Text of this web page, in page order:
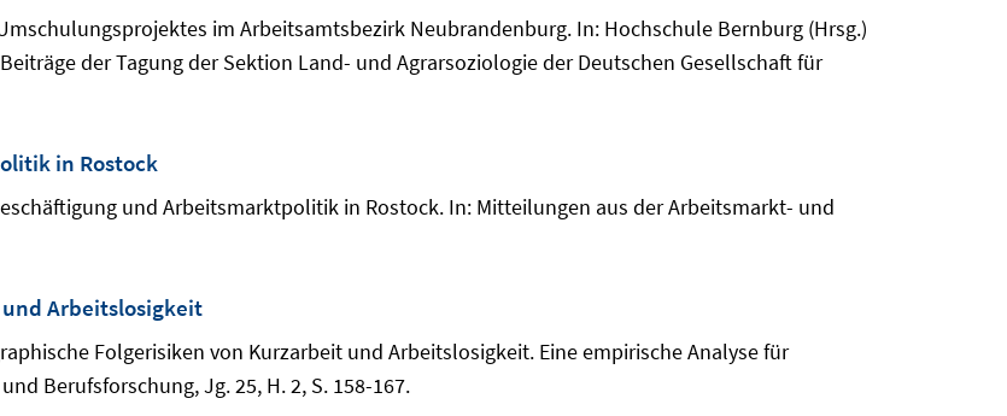
im Arbeitsamtsbezirk Neubrandenburg. In: Hochschule Bernburg (Hrsg.)
der Tagung der Sektion Land- und Agrarsoziologie der Deutschen Gesellschaft für
in Rostock
und Arbeitsmarktpolitik in Rostock. In: Mitteilungen aus der Arbeitsmarkt- und
Arbeitslosigkeit
Folgerisiken von Kurzarbeit und Arbeitslosigkeit. Eine empirische Analyse für
Berufsforschung, Jg. 25, H. 2, S. 158-167.